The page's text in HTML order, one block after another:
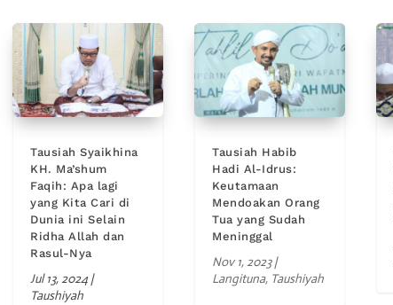
Tausiah Syaikhina
KH. Ma’shum
Faqih: Apa lagi
yang Kita Cari di
Dunia ini Selain
Ridha Allah dan
Rasul-Nya
Jul 13, 2024|
Taushiyah
Tausiah Habib
Hadi Al-Idrus:
Keutamaan
Mendoakan Orang
Tua yang Sudah
Meninggal
Nov 1, 2023|
Langituna, Taushiyah